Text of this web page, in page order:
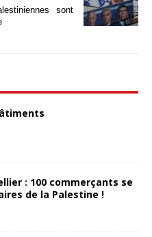
sont
: 100 commerçants se
de la Palestine !